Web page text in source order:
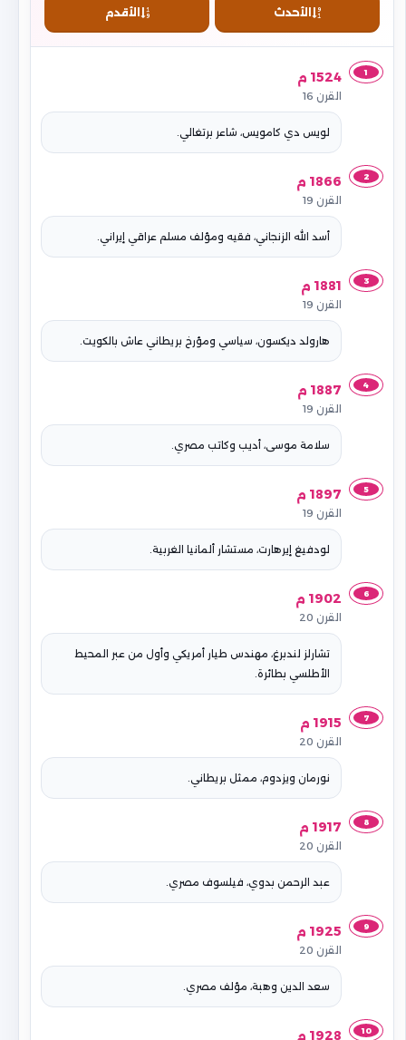
الأحدث الأقدم
1 1524 م
القرن 16
لويس دي كامويس، شاعر برتغالي.
2 1866 م
القرن 19
أسد الله الزنجاني، فقيه ومؤلف مسلم عراقي إيراني.
3 1881 م
القرن 19
هارولد ديكسون، سياسي ومؤرخ بريطاني عاش بالكويت.
4 1887 م
القرن 19
سلامة موسى، أديب وكاتب مصري.
5 1897 م
القرن 19
لودفيغ إيرهارت، مستشار ألمانيا الغربية.
6 1902 م
القرن 20
تشارلز لندبرغ، مهندس طيار أمريكي وأول من عبر المحيط
الأطلسي بطائرة.
7 1915 م
القرن 20
نورمان ويزدوم، ممثل بريطاني.
8 1917 م
القرن 20
عبد الرحمن بدوي، فيلسوف مصري.
9 1925 م
القرن 20
سعد الدين وهبة، مؤلف مصري.
10 1928 م